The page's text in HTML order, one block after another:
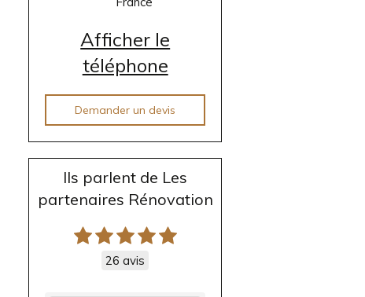
Afficher le
téléphone
Demander un devis
Ils parlent de Les
partenaires Rénovation
26 avis